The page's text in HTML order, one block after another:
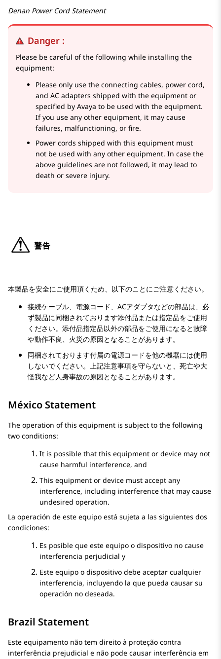
Denan Power Cord Statement
Danger :
Please be careful of the following while installing the
equipment:
Please only use the connecting cables, power cord,
and AC adapters shipped with the equipment or
specified by Avaya to be used with the equipment.
If you use any other equipment, it may cause
failures, malfunctioning, or fire.
Power cords shipped with this equipment must
not be used with any other equipment. In case the
above guidelines are not followed, it may lead to
death or severe injury.
本製品を安全にご使用頂くため、以下のことにご注意ください。
接続ケーブル、電源コード、ACアダプタなどの部品は、必
ず製品に同梱されております添付品または指定品をご使用
ください。添付品指定品以外の部品をご使用になると故障
や動作不良、火災の原因となることがあります。
同梱されております付属の電源コードを他の機器には使用
しないでください。上記注意事項を守らないと、死亡や大
怪我など人身事故の原因となることがあります。
México Statement
The operation of this equipment is subject to the following
two conditions:
It is possible that this equipment or device may not
cause harmful interference, and
This equipment or device must accept any
interference, including interference that may cause
undesired operation.
La operación de este equipo está sujeta a las siguientes dos
condiciones:
Es posible que este equipo o dispositivo no cause
interferencia perjudicial y
Este equipo o dispositivo debe aceptar cualquier
interferencia, incluyendo la que pueda causar su
operación no deseada.
Brazil Statement
Este equipamento não tem direito à proteção contra
interferência prejudicial e não pode causar interferência em